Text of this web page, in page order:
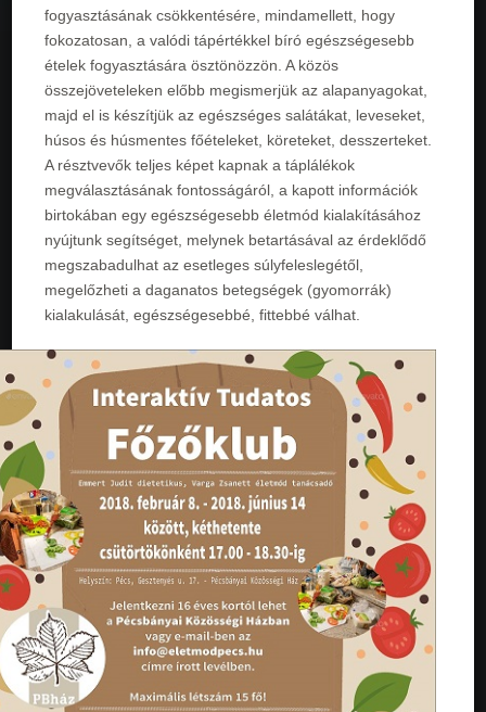
fogyasztásának csökkentésére, mindamellett, hogy
fokozatosan, a valódi tápértékkel bíró egészségesebb
ételek fogyasztására ösztönözzön. A közös
összejöveteleken előbb megismerjük az alapanyagokat,
majd el is készítjük az egészséges salátákat, leveseket,
húsos és húsmentes főételeket, köreteket, desszerteket.
A résztvevők teljes képet kapnak a táplálékok
megválasztásának fontosságáról, a kapott információk
birtokában egy egészségesebb életmód kialakításához
nyújtunk segítséget, melynek betartásával az érdeklődő
megszabadulhat az esetleges súlyfeleslegétől,
megelőzheti a daganatos betegségek (gyomorrák)
kialakulását, egészségesebbé, fittebbé válhat.